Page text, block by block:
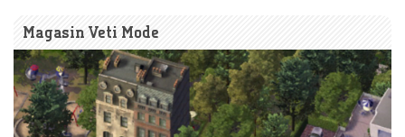
Magasin Veti Mode